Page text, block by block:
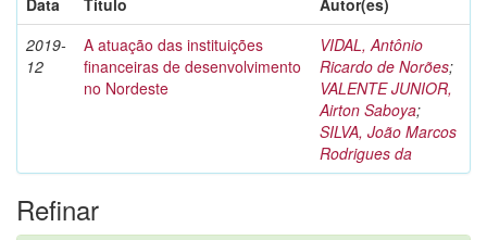
Data
Título
Autor(es)
2019-
12
A atuação das instituições
financeiras de desenvolvimento
no Nordeste
VIDAL, Antônio
Ricardo de Norões;
VALENTE JUNIOR,
Airton Saboya;
SILVA, João Marcos
Rodrigues da
Refinar